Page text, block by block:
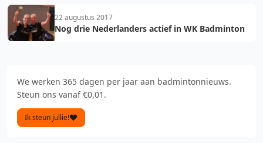
22 augustus 2017
Nog drie Nederlanders actief in WK Badminton
We werken 365 dagen per jaar aan badmintonnieuws.
Steun ons vanaf €0,01.
Ik steun jullie!